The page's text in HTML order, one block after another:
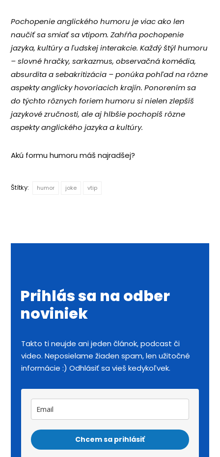
Pochopenie anglického humoru je viac ako len
naučiť sa smiať sa vtipom. Zahŕňa pochopenie
jazyka, kultúry a ľudskej interakcie. Každý štýl humoru
– slovné hračky, sarkazmus, observačná komédia,
absurdita a sebakritizácia – ponúka pohľad na rôzne
aspekty anglicky hovoriacich krajín. Ponorením sa
do týchto rôznych foriem humoru si nielen zlepšíš
jazykové zručnosti, ale aj hlbšie pochopíš rôzne
aspekty anglického jazyka a kultúry.
Akú formu humoru máš najradšej?
Štítky: humor joke vtip
Prihlás sa na odber
noviniek
Takto ti neujde ani jeden článok, podcast či
video. Neposielame žiaden spam, len užitočné
informácie :) Odhlásiť sa vieš kedykoľvek.
Chcem sa prihlásiť